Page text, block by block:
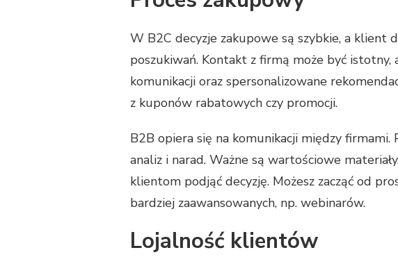
W B2C decyzje zakupowe są szybkie, a klient
poszukiwań. Kontakt z firmą może być istotny,
komunikacji oraz spersonalizowane
z kuponów rabatowych czy promocji.
B2B opiera się na komunikacji między firmami.
analiz i narad. Ważne są wartościowe
klientom podjąć decyzję. Możesz zacząć od
bardziej zaawansowanych, np. webinarów.
Lojalność klientów